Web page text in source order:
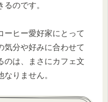
のです。
ーヒー愛好家にとって
気分や好みに合わせて
のは、まさにカフェ文
りません。